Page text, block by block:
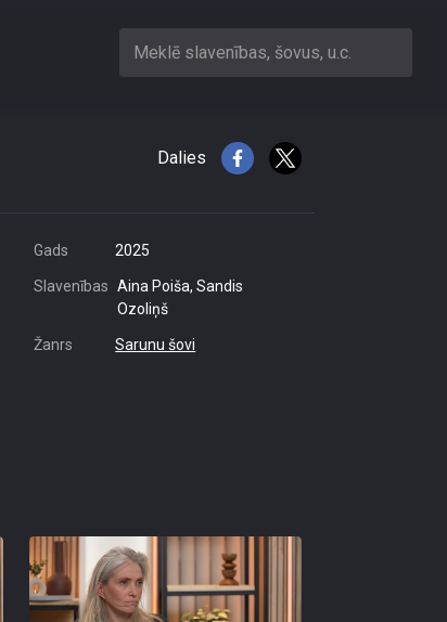
Meklē slavenības, šovus, u.c.
Dalies
Gads 2025
Slavenības Aina Poiša, Sandis
Ozoliņš
Žanrs Sarunu šovi